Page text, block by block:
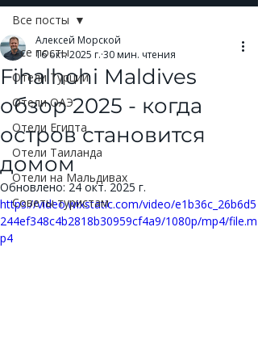
Все посты
Отели Турции
Отели ОАЭ
Отели Египта
Отели Таиланда
Отели на Мальдивах
Советы туристам
Все посты
Fihalhohi Maldives
обзор 2025 - когда
остров становится
домом
Алексей Морской
16 окт. 2025 г. 30 мин. чтения
Обновлено:24 окт. 2025 г.
https://video.wixstatic.com/video/e1b36c_26b6d5
244ef348c4b2818b30959cf4a9/1080p/mp4/file.m
p4